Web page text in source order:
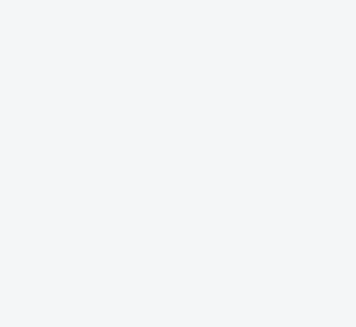
di tracciamento, per
valutare pubblicità e contenuti,
e sviluppare il prodotto. Puoi
vengono elaborati i tuoi dati personali
nella sezione dettagli. Puoi
sui cookie. Utilizziamo i
consenso, anche cookie di